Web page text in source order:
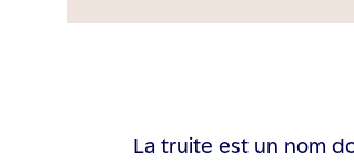
La truite est un nom